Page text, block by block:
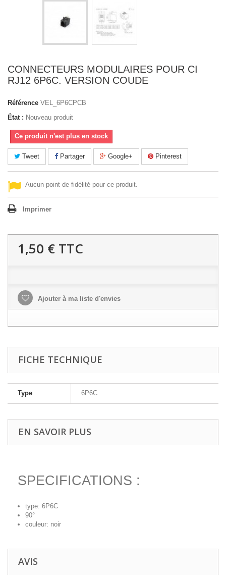
CONNECTEURS MODULAIRES POUR CI
RJ12 6P6C. VERSION COUDE
Référence VEL_6P6CPCB
État : Nouveau produit
Ce produit n'est plus en stock
Tweet Partager Google+ Pinterest
Aucun point de fidélité pour ce produit.
Imprimer
1,50 € TTC
Ajouter à ma liste d'envies
FICHE TECHNIQUE
Type 6P6C
EN SAVOIR PLUS
SPECIFICATIONS :
type: 6P6C
90°
couleur: noir
AVIS